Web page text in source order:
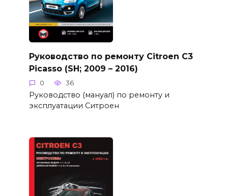
Руководство по ремонту Citroen C3
Picasso (SH; 2009 – 2016)
0 36
Руководство (мануал) по ремонту и
эксплуатации Ситроен